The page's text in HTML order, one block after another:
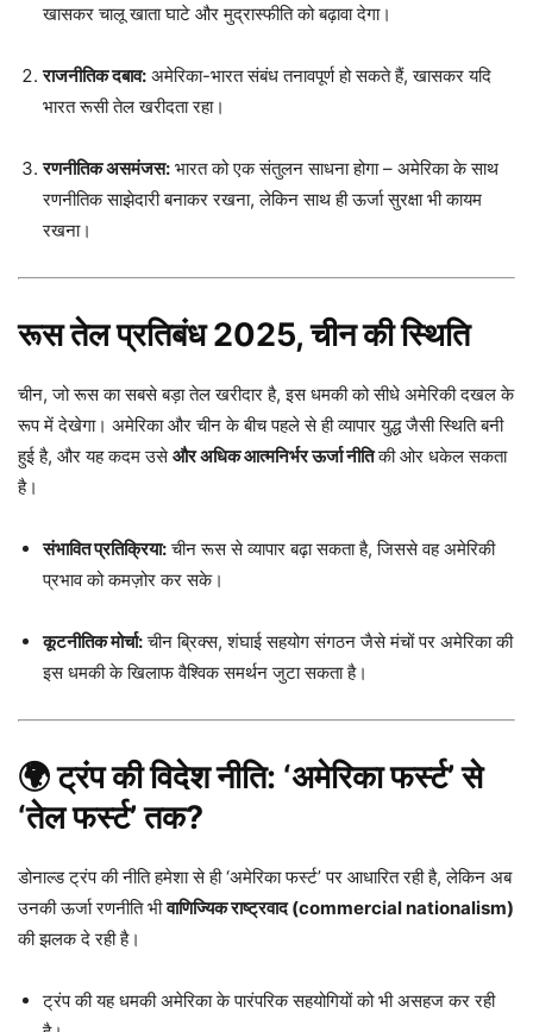
खासकर चालू खाता घाटे और मुद्रास्फीति को बढ़ावा देगा।
राजनीतिक दबाव: अमेरिका-भारत संबंध तनावपूर्ण हो सकते हैं, खासकर यदि
भारत रूसी तेल खरीदता रहा।
रणनीतिक असमंजस: भारत को एक संतुलन साधना होगा – अमेरिका के साथ
रणनीतिक साझेदारी बनाकर रखना, लेकिन साथ ही ऊर्जा सुरक्षा भी कायम
रखना।
रूस तेल प्रतिबंध 2025, चीन की स्थिति
चीन, जो रूस का सबसे बड़ा तेल खरीदार है, इस धमकी को सीधे अमेरिकी दखल के
रूप में देखेगा। अमेरिका और चीन के बीच पहले से ही व्यापार युद्ध जैसी स्थिति बनी
हुई है, और यह कदम उसेऔर अधिक आत्मनिर्भर ऊर्जा नीतिकी ओर धकेल सकता
है।
संभावित प्रतिक्रिया:चीन रूस से व्यापार बढ़ा सकता है, जिससे वह अमेरिकी
प्रभाव को कमज़ोर कर सके।
कूटनीतिक मोर्चा:चीन ब्रिक्स, शंघाई सहयोग संगठन जैसे मंचों पर अमेरिका की
इस धमकी के खिलाफ वैश्विक समर्थन जुटा सकता है।
🌍 ट्रंप की विदेश नीति: ‘अमेरिका फर्स्ट’ से
‘तेल फर्स्ट’ तक?
डोनाल्ड ट्रंप की नीति हमेशा से ही ‘अमेरिका फर्स्ट’ पर आधारित रही है, लेकिन अब
उनकी ऊर्जा रणनीति भीवाणिज्यिक राष्ट्रवाद (commercial nationalism)
की झलक दे रही है।
ट्रंप की यह धमकी अमेरिका के पारंपरिक सहयोगियों को भी असहज कर रही